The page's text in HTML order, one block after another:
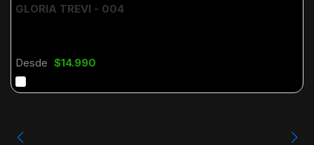
GLORIA TREVI - 004
Desde $14.990